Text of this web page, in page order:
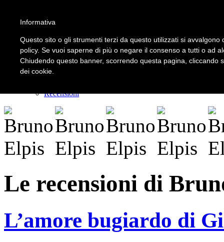
LOGIN | REGISTER
Home
Il carnevale dei delitti
Recensioni
Le recensioni di
L’amore bugiardo di
Informativa
Questo sito o gli strumenti terzi da questo utilizzati si
policy. Se vuoi saperne di più o negare il consenso a tutti o ad
Chiudendo questo banner, scorrendo questa pagina, cliccando
dei cookie.